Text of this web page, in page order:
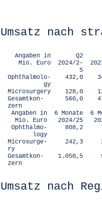
Umsatz nach
Angaben in       Q2
Mio. Euro  2024/2-
5
Ophthalmolo-    432,0
            gy
Microsurgery    128,0
Gesamtkon-      560,0
  zern
Angaben in  6 Monate  6
Mio. Euro   2024/25
Ophthalmo-     808,2
         logy
Microsurge-     242,3
  ry
Gesamtkon-    1.050,5
  zern
Umsatz nach